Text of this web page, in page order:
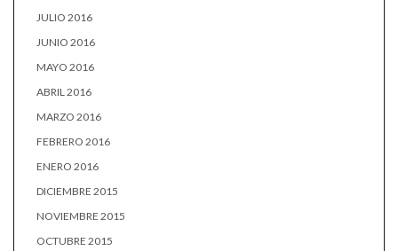
JULIO 2016
JUNIO 2016
MAYO 2016
ABRIL 2016
MARZO 2016
FEBRERO 2016
ENERO 2016
DICIEMBRE 2015
NOVIEMBRE 2015
OCTUBRE 2015